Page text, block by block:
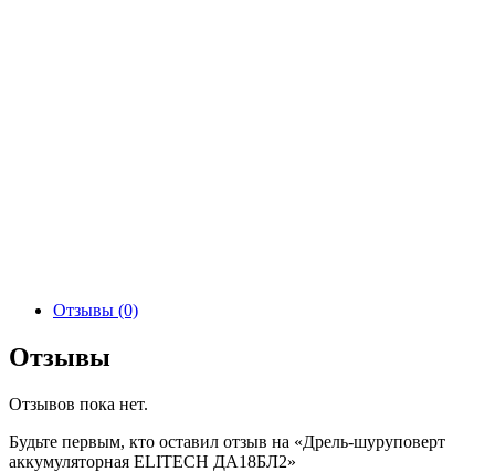
Отзывы (0)
Отзывы
Отзывов пока нет.
Будьте первым, кто оставил отзыв на «Дрель-шуруповерт
аккумуляторная ELITECH ДА18БЛ2»